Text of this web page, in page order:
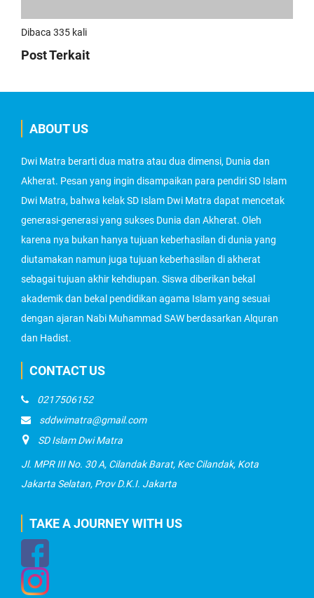
Dibaca 335 kali
Post Terkait
ABOUT US
Dwi Matra berarti dua matra atau dua dimensi, Dunia dan
Akherat. Pesan yang ingin disampaikan para pendiri SD Islam
Dwi Matra, bahwa kelak SD Islam Dwi Matra dapat mencetak
generasi-generasi yang sukses Dunia dan Akherat. Oleh
karena nya bukan hanya tujuan keberhasilan di dunia yang
diutamakan namun juga tujuan keberhasilan di akherat
sebagai tujuan akhir kehdiupan. Siswa diberikan bekal
akademik dan bekal pendidikan agama Islam yang sesuai
dengan ajaran Nabi Muhammad SAW berdasarkan Alquran
dan Hadist.
CONTACT US
0217506152
sddwimatra@gmail.com
SD Islam Dwi Matra
Jl. MPR III No. 30 A, Cilandak Barat, Kec Cilandak, Kota
Jakarta Selatan, Prov D.K.I. Jakarta
TAKE A JOURNEY WITH US